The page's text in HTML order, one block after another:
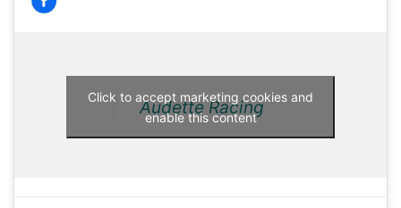
Audette Racing
Click to accept marketing cookies and
enable this content